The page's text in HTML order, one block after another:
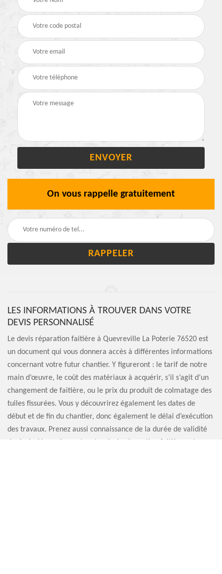
On vous rappelle gratuitement
LES INFORMATIONS À TROUVER DANS VOTRE
DEVIS PERSONNALISÉ
Le devis réparation faitière à Quevreville La Poterie 76520 est
un document qui vous donnera accès à différentes informations
concernant votre futur chantier. Y figureront : le tarif de notre
main d’œuvre, le coût des matériaux à acquérir, s’il s’agit d’un
changement de faitière, ou le prix du produit de colmatage des
tuiles fissurées. Vous y découvrirez également les dates de
début et de fin du chantier, donc également le délai d’exécution
des travaux. Prenez aussi connaissance de la durée de validité